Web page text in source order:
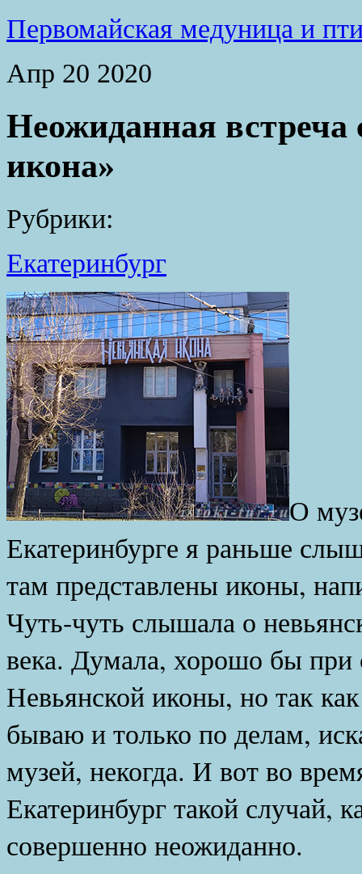
Первомайская медуница и
Апр 20 2020
Неожиданная встреча
икона»
Рубрики:
Екатеринбург
О
Екатеринбурге я раньше
там представлены иконы,
Чуть-чуть слышала о
века. Думала, хорошо бы при
Невьянской иконы, но так
бываю и только по делам,
музей, некогда. И вот во
Екатеринбург такой случай,
совершенно неожиданно.